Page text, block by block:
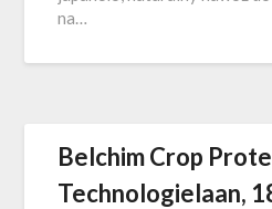
na…
Belchim Crop
Technologielaan,